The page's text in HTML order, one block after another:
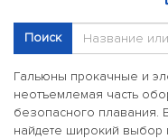
Поиск
Гальюны прокачные и
неотъемлемая часть
безопасного плавания.
найдете широкий выбор